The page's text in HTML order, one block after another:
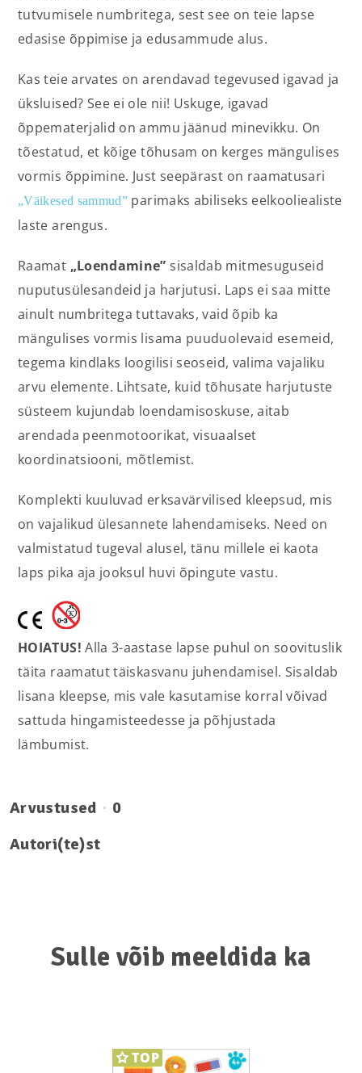
tutvumisele numbritega, sest see on teie lapse
edasise õppimise ja edusammude alus.
Kas teie arvates on arendavad tegevused igavad ja
üksluised? See ei ole nii! Uskuge, igavad
õppematerjalid on ammu jäänud minevikku. On
tõestatud, et kõige tõhusam on kerges mängulises
vormis õppimine. Just seepärast on raamatusari
„Väikesed sammud” parimaks abiliseks eelkooliealiste
laste arengus.
Raamat „Loendamine” sisaldab mitmesuguseid
nuputusülesandeid ja harjutusi. Laps ei saa mitte
ainult numbritega tuttavaks, vaid õpib ka
mängulises vormis lisama puuduolevaid esemeid,
tegema kindlaks loogilisi seoseid, valima vajaliku
arvu elemente. Lihtsate, kuid tõhusate harjutuste
süsteem kujundab loendamisoskuse, aitab
arendada peenmotoorikat, visuaalset
koordinatsiooni, mõtlemist.
Komplekti kuuluvad erksavärvilised kleepsud, mis
on vajalikud ülesannete lahendamiseks. Need on
valmistatud tugeval alusel, tänu millele ei kaota
laps pika aja jooksul huvi õpingute vastu.
HOIATUS! Alla 3-aastase lapse puhul on soovituslik
täita raamatut täiskasvanu juhendamisel. Sisaldab
lisana kleepse, mis vale kasutamise korral võivad
sattuda hingamisteedesse ja põhjustada
lämbumist.
Arvustused
0
Autori(te)st
Sulle võib meeldida ka
TOP